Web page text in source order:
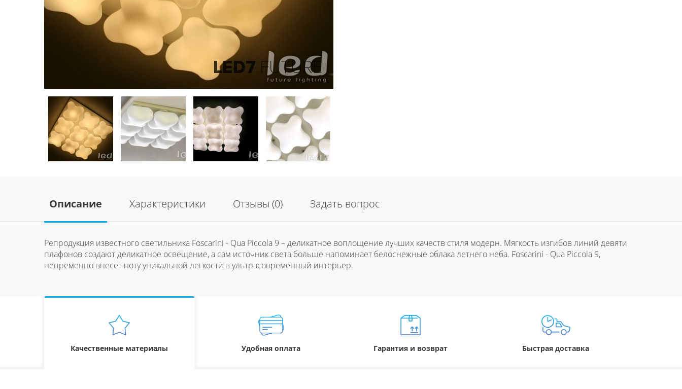
Описание Характеристики Отзывы (0) Задать вопрос
Репродукция известного светильника Foscarini - Qua Piccola 9 – деликатное воплощение лучших качеств стиля модерн. Мягкость изгибов линий девяти
плафонов создают деликатное освещение, а сам источник света больше напоминает белоснежные облака летнего неба. Foscarini - Qua Piccola 9,
непременно внесет ноту уникальной легкости в ультрасовременный интерьер.
Качественные материалы Удобная оплата Гарантия и возврат Быстрая доставка